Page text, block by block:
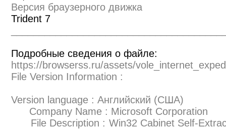
Версия браузерного движка
Trident 7
Подробные сведения о файле:
https://browserss.ru/assets/
File Version Information :
Version language : Английский (США)
Company Name : Microsoft Corporation
File Description : Win32